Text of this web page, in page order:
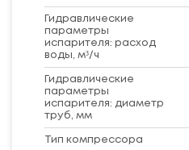
Гидравлические
параметры
испарителя: расход
воды, м³/ч
Гидравлические
параметры
испарителя: диаметр
труб, мм
Тип компрессора